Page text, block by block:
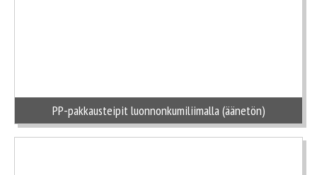
PP-pakkausteipit luonnonkumiliimalla (äänetön)